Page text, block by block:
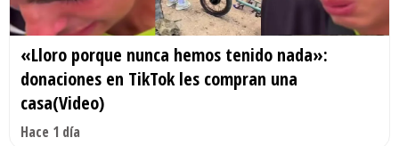
«Lloro porque nunca hemos tenido nada»:
donaciones en TikTok les compran una
casa(Video)
Hace 1 día